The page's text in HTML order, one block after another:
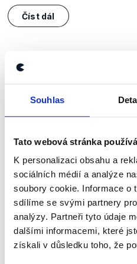
Souhlas
Tato webová stránka
K personalizaci obsahu a
sociálních médií a analýze
soubory cookie. Informace o
sdílíme se svými partnery
analýzy. Partneři tyto údaje
dalšími informacemi, které
získali v důsledku toho, že
Číst dál
Zůstaňme v
Přihlaste se k
newsletteru nebo
kanálu, kde
shrnutí
Začněte nás
přehled o tom, jaké
nepravdy se zrovna
Newsletter